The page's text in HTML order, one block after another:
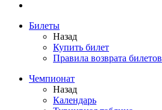
Билеты
Назад
Купить билет
Правила возврата билетов
Чемпионат
Назад
Календарь